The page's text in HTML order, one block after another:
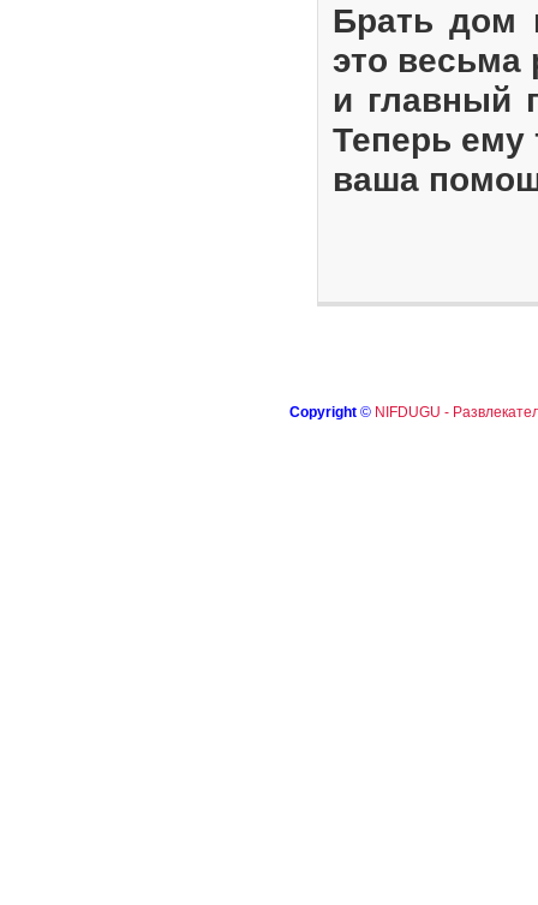
Брать дом
это весьма
и главный
Теперь ему
ваша
Copyright © NIFDUGU -